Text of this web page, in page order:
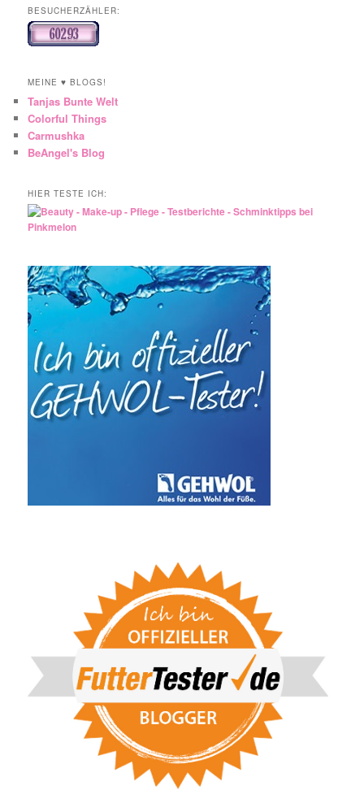
BESUCHERZÄHLER:
MEINE ♥ BLOGS!
Tanjas Bunte Welt
Colorful Things
Carmushka
BeAngel's Blog
HIER TESTE ICH: